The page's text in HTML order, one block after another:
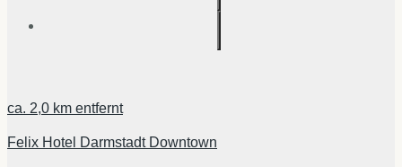
ca. 2,0 km entfernt
Felix Hotel Darmstadt Downtown